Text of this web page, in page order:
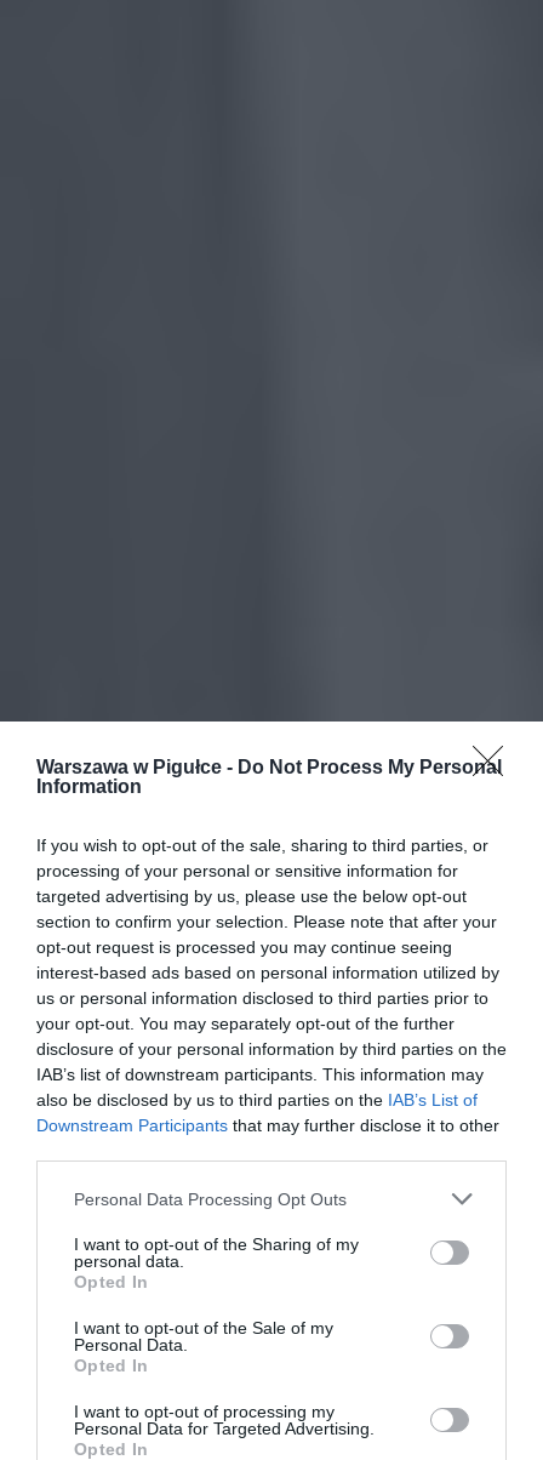
Warszawa w Pigułce - Do Not Process My Personal
Information
If you wish to opt-out of the sale, sharing to third parties, or
processing of your personal or sensitive information for
targeted advertising by us, please use the below opt-out
section to confirm your selection. Please note that after your
opt-out request is processed you may continue seeing
interest-based ads based on personal information utilized by
us or personal information disclosed to third parties prior to
your opt-out. You may separately opt-out of the further
disclosure of your personal information by third parties on the
IAB’s list of downstream participants. This information may
also be disclosed by us to third parties on the IAB’s List of
Downstream Participants that may further disclose it to other
Personal Data Processing Opt Outs
I want to opt-out of the Sharing of my
personal data.
Opted In
I want to opt-out of the Sale of my
Personal Data.
Opted In
I want to opt-out of processing my
Personal Data for Targeted Advertising.
Opted In